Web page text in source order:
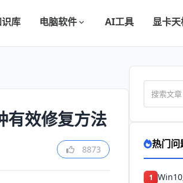
库 电脑软件 AI工具 显卡天
有效修复方法
8873 热门问
1